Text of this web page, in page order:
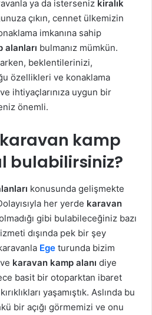
ya da isterseniz kiralık
çıkın, cennet ülkemizin
imkanına sahip
alanları bulmanız mümkün.
beklentilerinizi,
özellikleri ve konaklama
ihtiyaçlarınıza uygun bir
önemli.
kamp
bulabilirsiniz?
konusunda gelişmekte
her yerde karavan
gibi bulabileceğiniz bazı
dışında pek bir şey
Ege turunda bizim
karavan kamp alanı diye
basit bir otoparktan ibaret
yaşamıştık. Aslında bu
bir açığı görmemizi ve onu